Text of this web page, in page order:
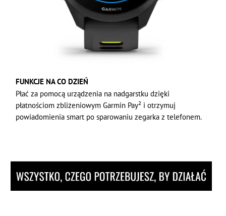
FUNKCJE NA CO DZIEŃ
Płać za pomocą urządzenia na nadgarstku dzięki
płatnościom zbliżeniowym Garmin Pay² i otrzymuj
powiadomienia smart po sparowaniu zegarka z telefonem.